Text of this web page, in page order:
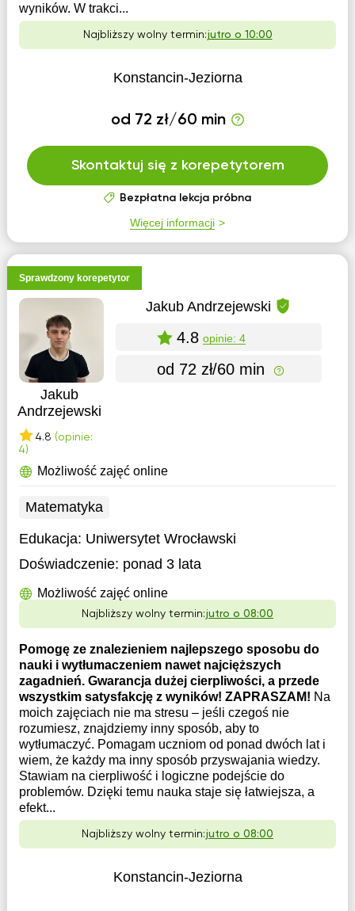
wyników. W trakci...
Najbliższy wolny termin:jutro o 10:00
Konstancin-Jeziorna
od 72 zł/60 min
Skontaktuj się z korepetytorem
Bezpłatna lekcja próbna
Więcej informacji
Sprawdzony korepetytor
Jakub
Andrzejewski
4.8 (opinie:
4)
Jakub Andrzejewski
4.8 opinie: 4
od 72 zł/60 min
Możliwość zajęć online
Matematyka
Edukacja: Uniwersytet Wrocławski
Doświadczenie: ponad 3 lata
Możliwość zajęć online
Najbliższy wolny termin:jutro o 08:00
Pomogę ze znalezieniem najlepszego sposobu do
nauki i wytłumaczeniem nawet najcięższych
zagadnień. Gwarancja dużej cierpliwości, a przede
wszystkim satysfakcję z wyników! ZAPRASZAM! Na
moich zajęciach nie ma stresu – jeśli czegoś nie
rozumiesz, znajdziemy inny sposób, aby to
wytłumaczyć. Pomagam uczniom od ponad dwóch lat i
wiem, że każdy ma inny sposób przyswajania wiedzy.
Stawiam na cierpliwość i logiczne podejście do
problemów. Dzięki temu nauka staje się łatwiejsza, a
efekt...
Najbliższy wolny termin:jutro o 08:00
Konstancin-Jeziorna